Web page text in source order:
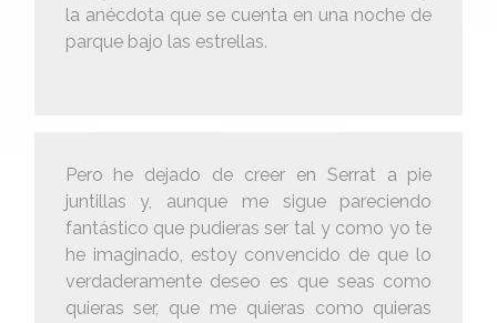
la anécdota que se cuenta en una noche de
parque bajo las estrellas.
Pero he dejado de creer en Serrat a pie
juntillas y, aunque me sigue pareciendo
fantástico que pudieras ser tal y como yo te
he imaginado, estoy convencido de que lo
verdaderamente deseo es que seas como
quieras ser, que me quieras como quieras